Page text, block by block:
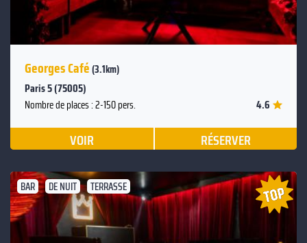
Georges Café(3.1km)
Paris 5 (75005)
Nombre de places : 2-150 pers. 4.6
VOIR RÉSERVER
BAR DE NUIT TERRASSE